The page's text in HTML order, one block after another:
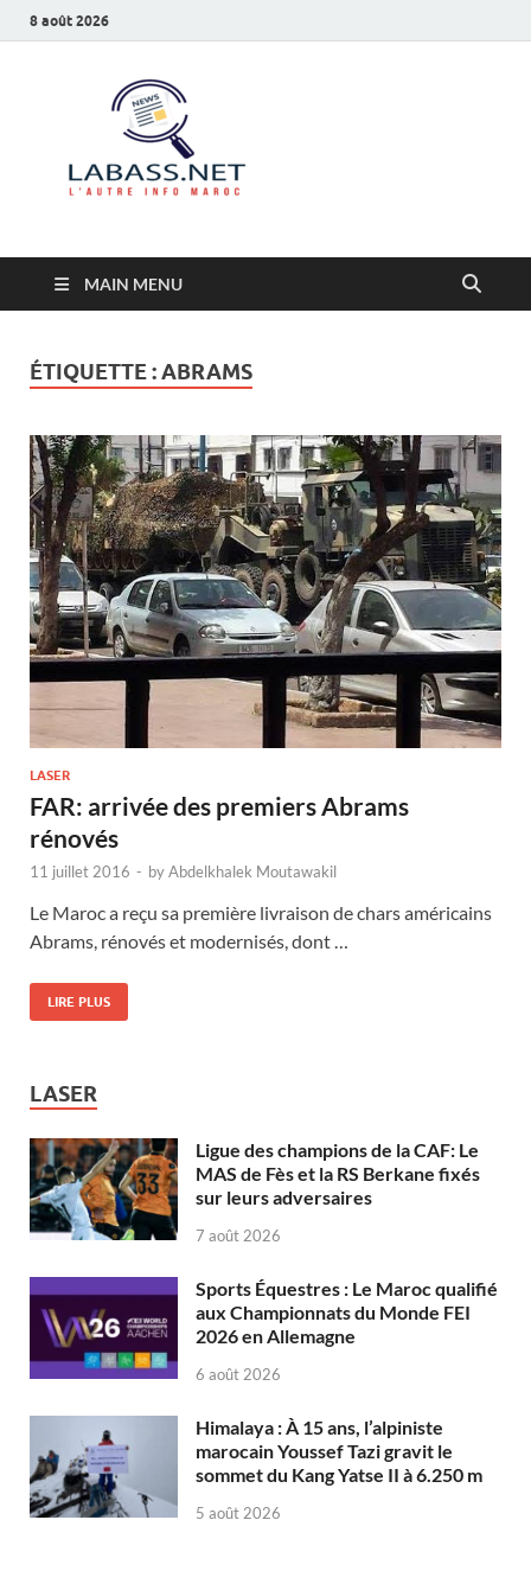
8 août 2026
MAIN MENU
ÉTIQUETTE :ABRAMS
LASER
FAR: arrivée des premiers Abrams
rénovés
11 juillet 2016 - byAbdelkhalek Moutawakil
Le Maroc a reçu sa première livraison de chars américains
Abrams, rénovés et modernisés, dont …
LIRE PLUS
LASER
Ligue des champions de la CAF: Le
MAS de Fès et la RS Berkane fixés
sur leurs adversaires
7 août 2026
Sports Équestres : Le Maroc qualifié
aux Championnats du Monde FEI
2026 en Allemagne
6 août 2026
Himalaya : À 15 ans, l’alpiniste
marocain Youssef Tazi gravit le
sommet du Kang Yatse II à 6.250 m
5 août 2026